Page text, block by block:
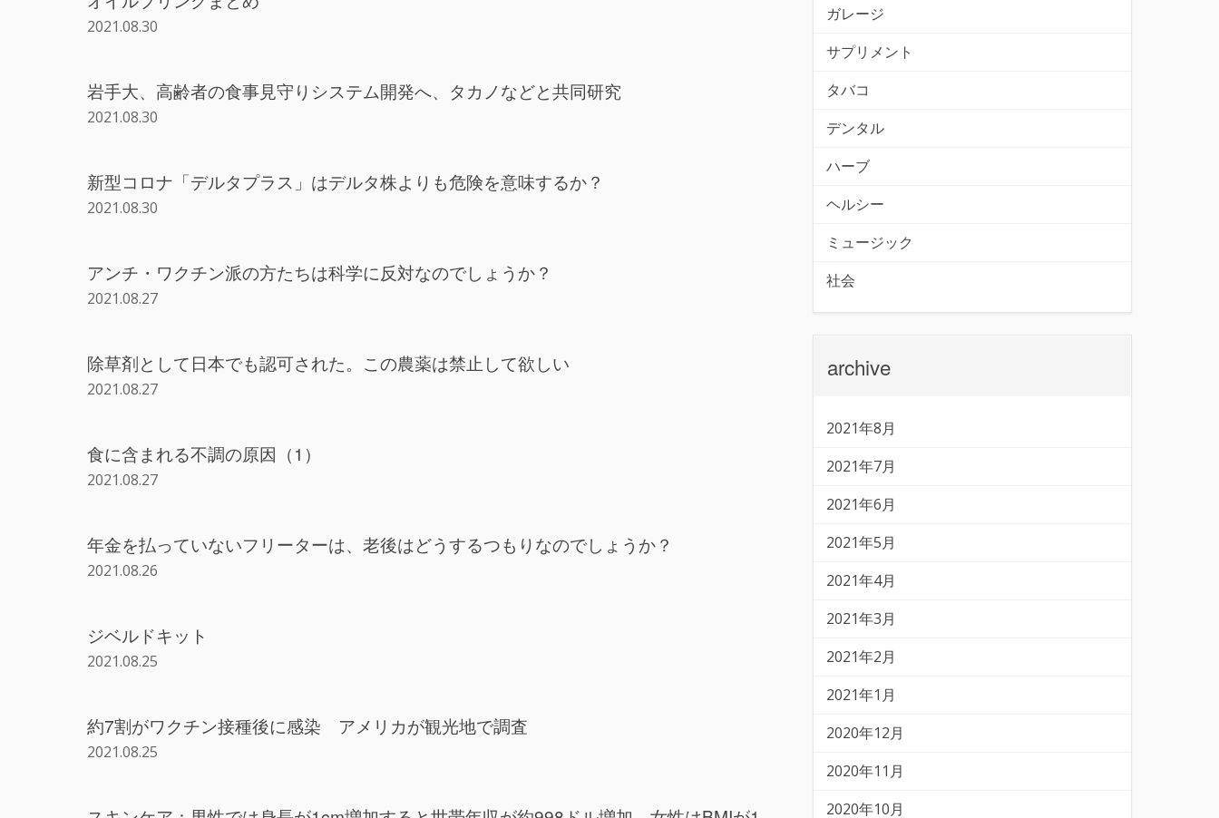
2021.08.30
岩手大、高齢者の食事見守りシステム開発へ、タカノなどと共同研究
2021.08.30
新型コロナ「デルタプラス」はデルタ株よりも危険を意味するか？
2021.08.30
アンチ・ワクチン派の方たちは科学に反対なのでしょうか？
2021.08.27
除草剤として日本でも認可された。この農薬は禁止して欲しい
2021.08.27
食に含まれる不調の原因（1）
2021.08.27
年金を払っていないフリーターは、老後はどうするつもりなのでしょうか？
2021.08.26
ジベルドキット
2021.08.25
約7割がワクチン接種後に感染 アメリカが観光地で調査
2021.08.25
ガレージ
サプリメント
タバコ
デンタル
ハーブ
ヘルシー
ミュージック
社会
archive
2021年8月
2021年7月
2021年6月
2021年5月
2021年4月
2021年3月
2021年2月
2021年1月
2020年12月
2020年11月
2020年10月